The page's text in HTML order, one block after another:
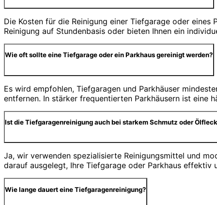
Die Kosten für die Reinigung einer Tiefgarage oder
Reinigung auf Stundenbasis oder bieten Ihnen ein
Wie oft sollte eine Tiefgarage oder ein Parkhaus gereinigt werden?
Es wird empfohlen, Tiefgaragen und Parkhäuser
entfernen. In stärker frequentierten Parkhäusern ist eine
Ist die Tiefgaragenreinigung auch bei starkem Schmutz oder
Ja, wir verwenden spezialisierte Reinigungsmittel und
darauf ausgelegt, Ihre Tiefgarage oder Parkhaus effektiv
Wie lange dauert eine Tiefgaragenreinigung?